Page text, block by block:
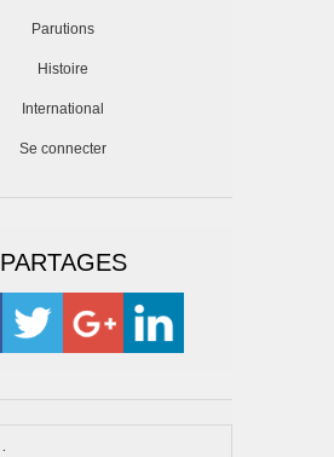
Parutions
Histoire
International
Se connecter
PARTAGES